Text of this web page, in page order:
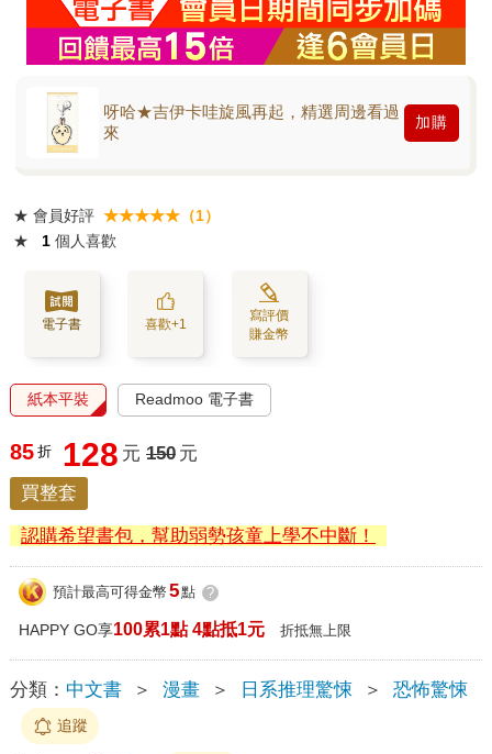
呀哈★吉伊卡哇旋風再起，精選周邊看過
來
加購
★ 會員好評 ★★★★★（1）
★
1 個人喜歡
電子書 喜歡+1
寫評價
賺金幣
紙本平裝 Readmoo 電子書
85 折 128 元 150 元
買整套
認購希望書包，幫助弱勢孩童上學不中斷！
預計最高可得金幣 5點 ?
HAPPY GO享100累1點 4點抵1元 折抵無上限
分類： 中文書 ＞ 漫畫 ＞ 日系推理驚悚 ＞ 恐怖驚悚
追蹤